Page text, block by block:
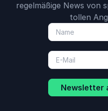
regelmäßige News von
tollen
Newsletter